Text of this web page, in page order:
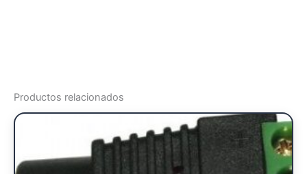
Productos relacionados